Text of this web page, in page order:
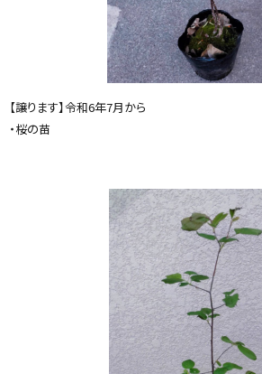
【譲ります】令和6年7月から
・桜の苗